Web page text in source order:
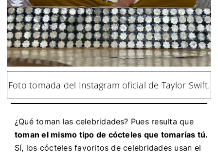
Foto tomada del Instagram oficial de Taylor Swift.
¿Qué toman las celebridades? Pues resulta que
toman el mismo tipo de cócteles que tomarías tú.
Sí, los cócteles favoritos de celebridades usan el